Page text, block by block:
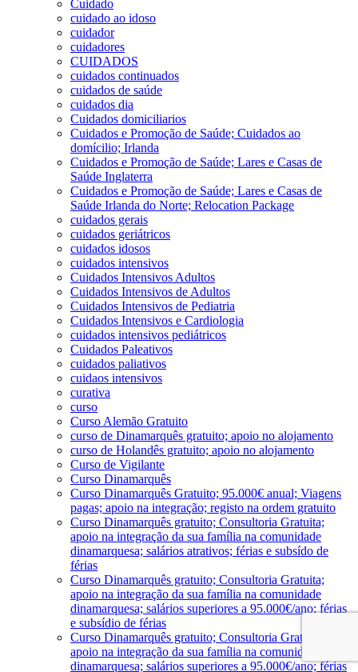
Cuidado
cuidado ao idoso
cuidador
cuidadores
CUIDADOS
cuidados continuados
cuidados de saúde
cuidados dia
Cuidados domiciliarios
Cuidados e Promoção de Saúde; Cuidados ao
domícilio; Irlanda
Cuidados e Promoção de Saúde; Lares e Casas de
Saúde Inglaterra
Cuidados e Promoção de Saúde; Lares e Casas de
Saúde Irlanda do Norte; Relocation Package
cuidados gerais
cuidados geriátricos
cuidados idosos
cuidados intensivos
Cuidados Intensivos Adultos
Cuidados Intensivos de Adultos
Cuidados Intensivos de Pediatria
Cuidados Intensivos e Cardiologia
cuidados intensivos pediátricos
Cuidados Paleativos
cuidados paliativos
cuidaos intensivos
curativa
curso
Curso Alemão Gratuito
curso de Dinamarquês gratuito; apoio no alojamento
curso de Holandês gratuito; apoio no alojamento
Curso de Vigilante
Curso Dinamarquês
Curso Dinamarquês Gratuito; 95.000€ anual; Viagens
pagas; apoio na integração; registo na ordem gratuito
Curso Dinamarquês gratuito; Consultoria Gratuita;
apoio na integração da sua família na comunidade
dinamarquesa; salários atrativos; férias e subsído de
férias
Curso Dinamarquês gratuito; Consultoria Gratuita;
apoio na integração da sua família na comunidade
dinamarquesa; salários superiores a 95.000€/ano; férias
e subsídio de férias
Curso Dinamarquês gratuito; Consultoria Gratuita;
apoio na integração da sua família na comunidade
dinamarquesa; salários superiores a 95.000€/ano; férias